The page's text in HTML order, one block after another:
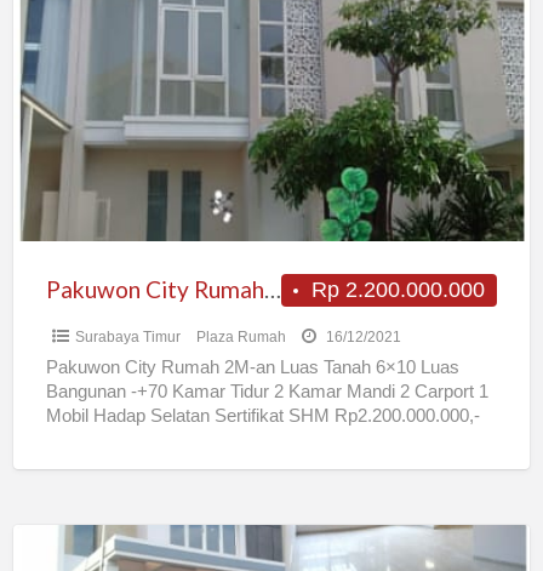
City
Rumah
2M-
an
Rp 2.200.000.000
Pakuwon City Rumah 2M-an
Surabaya Timur Plaza Rumah 16/12/2021
Pakuwon City Rumah 2M-an Luas Tanah 6×10 Luas
Bangunan -+70 Kamar Tidur 2 Kamar Mandi 2 Carport 1
Mobil Hadap Selatan Sertifikat SHM Rp2.200.000.000,-
Pakuwon